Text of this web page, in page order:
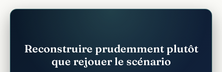
Reconstruire prudemment plutôt
que rejouer le scénario